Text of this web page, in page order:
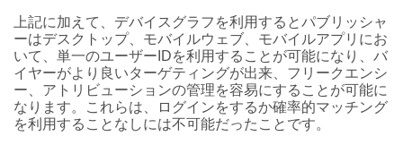
上記に加えて、デバイスグラフを利用するとパブリッシャ
ーはデスクトップ、モバイルウェブ、モバイルアプリにお
いて、単一のユーザーIDを利用することが可能になり、バ
イヤーがより良いターゲティングが出来、フリークエンシ
ー、アトリビューションの管理を容易にすることが可能に
なります。これらは、ログインをするか確率的マッチング
を利用することなしには不可能だったことです。